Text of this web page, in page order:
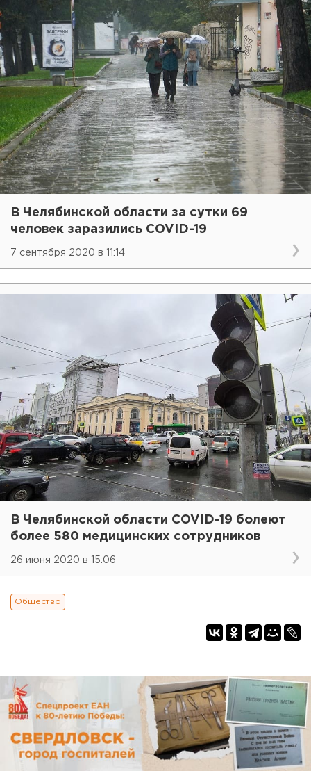
В Челябинской области за сутки 69
человек заразились COVID-19
7 сентября 2020 в 11:14
В Челябинской области COVID-19 болеют
более 580 медицинских сотрудников
26 июня 2020 в 15:06
Общество